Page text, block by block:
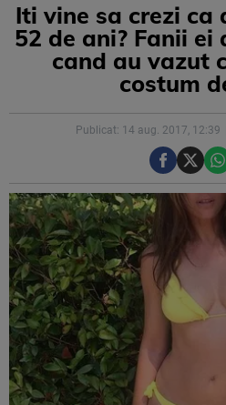
Iti vine sa crezi
52 de ani? Fanii
cand au vazut
costum
Publicat: 14 aug. 2017, 12:39